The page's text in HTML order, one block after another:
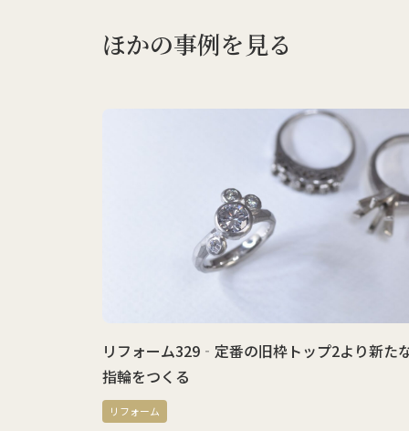
ほかの事例を見る
リフォーム329‐定番の旧枠トップ2より新たな
指輪をつくる
リフォーム